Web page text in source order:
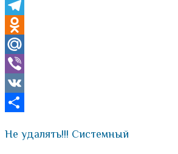
Skype
Telegram
Odnoklassniki
Mail.Ru
Viber
VK
Не удалять!!! Системный